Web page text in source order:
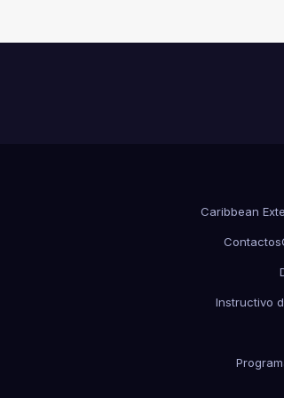
ARGENTINA
Caribbean
Contactos
Instructivo